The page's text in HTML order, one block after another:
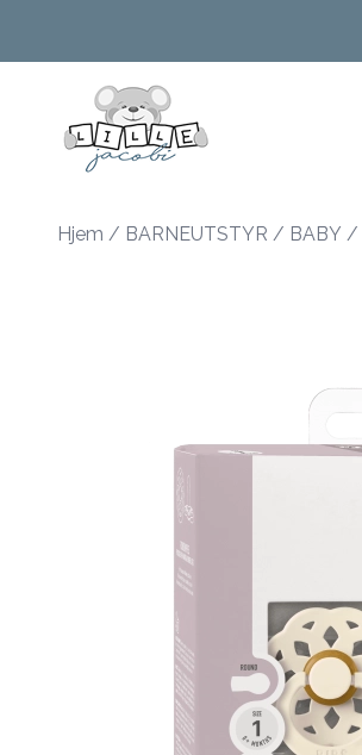
Hjem / BARNEUTSTYR / BABY /